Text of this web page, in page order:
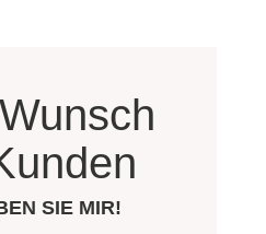
SIE MIR!